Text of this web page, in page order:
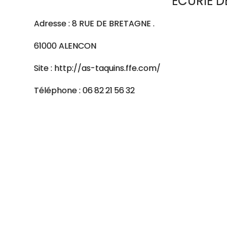
Adresse : 8 RUE DE BRETAGNE .
61000 ALENCON
Site : http://as-taquins.ffe.com/
Téléphone : 06 82 21 56 32